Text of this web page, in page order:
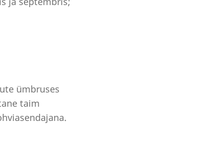
ümbruses
taim